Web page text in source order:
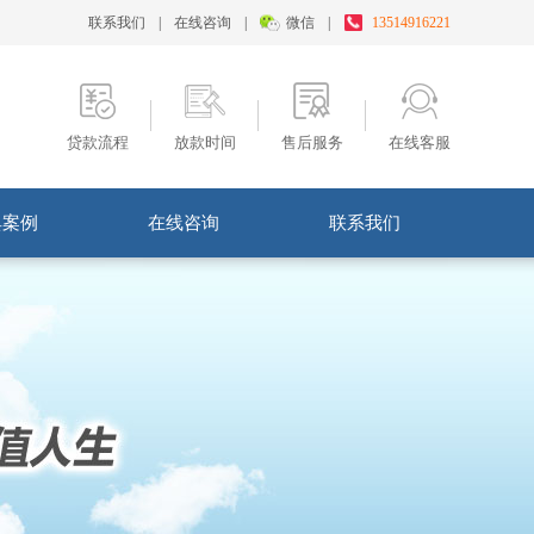
联系我们 在线咨询 微信 13514916221
贷款流程 放款时间 售后服务 在线客服
例 在线咨询 联系我们